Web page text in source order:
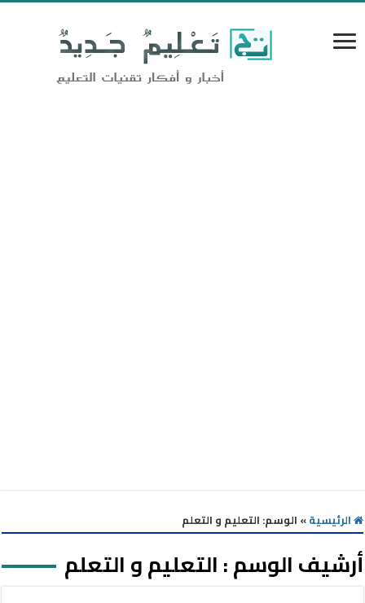
الرئيسية» الوسم: التعليم و التعلم
أرشيف الوسم :التعليم و التعلم